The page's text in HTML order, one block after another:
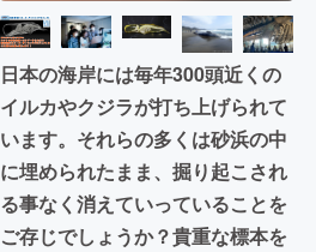
まちづくり・地域活性化
CAMPFIRE for Social Good
CAMPFIREふるさと納税
日本の海岸には毎年300頭近くの
イルカやクジラが打ち上げられて
います。それらの多くは砂浜の中
に埋められたまま、掘り起こされ
る事なく消えていっていることを
ご存じでしょうか？貴重な標本を